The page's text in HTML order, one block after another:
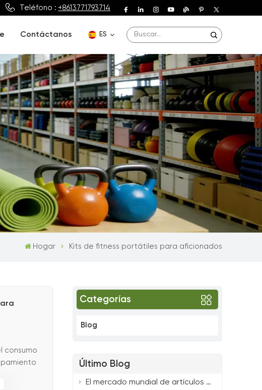
Teléfono : +8613771793714
Contáctanos ES
English
Deutsch
Español
Français
Português
Hogar Kits de fitness portátiles para aficionados
Categorías
Blog
Último Blog
El mercado mundial de artículos deportivos se acerca a los 600 mil millones de dólares: tendencias clave que dan forma al futuro del fitness.
consumo